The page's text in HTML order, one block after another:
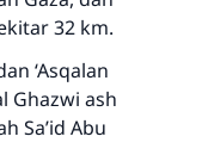
32 km.
‘Asqalan
Ghazwi ash
Sa’id Abu